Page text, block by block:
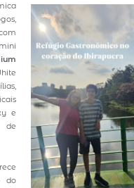
e
de
do